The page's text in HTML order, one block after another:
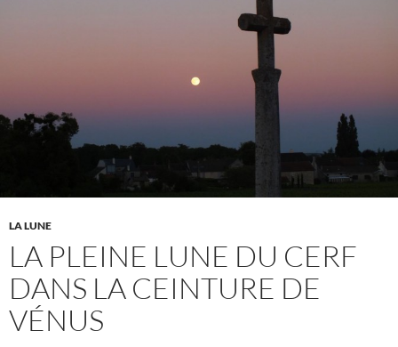
LA LUNE
LA PLEINE LUNE DU CERF
DANS LA CEINTURE DE
VÉNUS